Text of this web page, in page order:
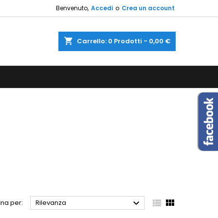
Benvenuto, Accedi o Crea un account
shopping_cart Carrello: 0 Prodotti - 0,00 €
per: Rilevanza   